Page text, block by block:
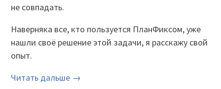
не совпадать.
Наверняка все, кто пользуется ПланФиксом, уже
нашли своё решение этой задачи, я расскажу свой
опыт.
Читать дальше →